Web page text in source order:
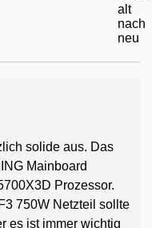
solide aus. Das
Mainboard
Prozessor.
750W Netzteil sollte
es ist immer wichtig